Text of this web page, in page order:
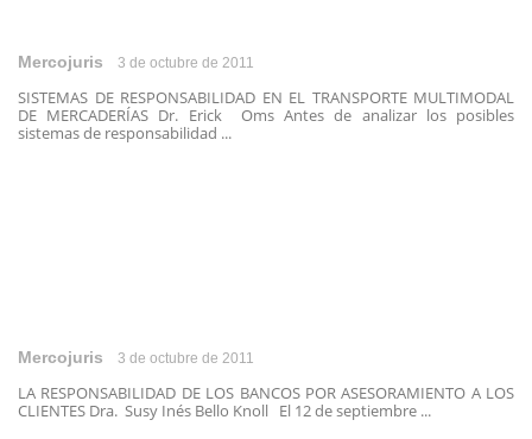
Mercojuris 3 de octubre de 2011
SISTEMAS DE RESPONSABILIDAD EN EL TRANSPORTE MULTIMODAL
DE MERCADERÍAS Dr. Erick Oms Antes de analizar los posibles
sistemas de responsabilidad ...
Mercojuris 3 de octubre de 2011
LA RESPONSABILIDAD DE LOS BANCOS POR ASESORAMIENTO A LOS
CLIENTES Dra. Susy Inés Bello Knoll El 12 de septiembre ...